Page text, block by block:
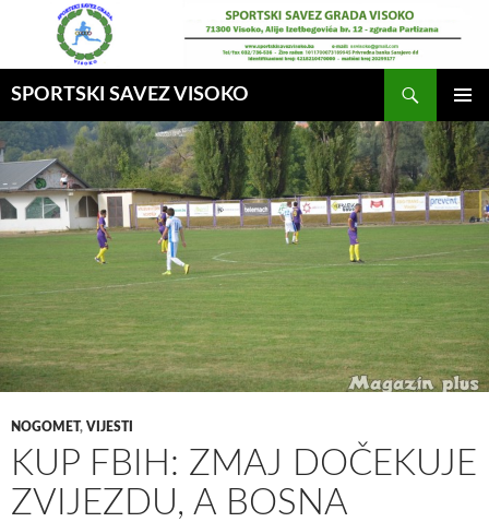
SPORTSKI SAVEZ VISOKO
GLAVNI
MENI
NOGOMET, VIJESTI
KUP FBIH: ZMAJ DOČEKUJE
ZVIJEZDU, A BOSNA